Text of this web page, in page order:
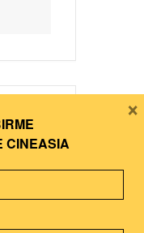
CINEASIA
×